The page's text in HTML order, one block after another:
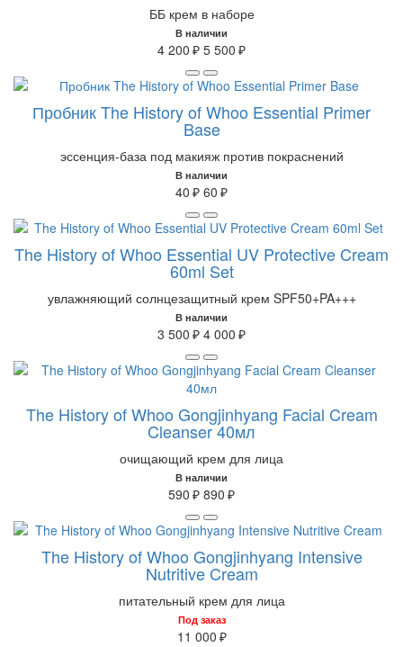
ББ крем в наборе
В наличии
4 200 ₽ 5 500 ₽
Пробник The History of Whoo Essential Primer
Base
эссенция-база под макияж против покраснений
В наличии
40 ₽ 60 ₽
The History of Whoo Essential UV Protective Cream
60ml Set
увлажняющий солнцезащитный крем SPF50+PA+++
В наличии
3 500 ₽ 4 000 ₽
The History of Whoo Gongjinhyang Facial Cream
Cleanser 40мл
очищающий крем для лица
В наличии
590 ₽ 890 ₽
The History of Whoo Gongjinhyang Intensive
Nutritive Cream
питательный крем для лица
Под заказ
11 000 ₽